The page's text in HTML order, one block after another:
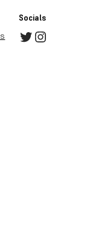
Socials
Twitter Instagram